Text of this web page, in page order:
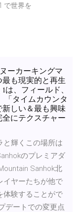
で世界を
ーカーキングマ
も現実的と再生
、フィールド、
「タイムカウンタ
しい＆最も興味
にテクスチャー
と輝くこの場所は
のプレミアダ
Sanhok北
イヤーたちが他で
体験することがで
デートでの変更点